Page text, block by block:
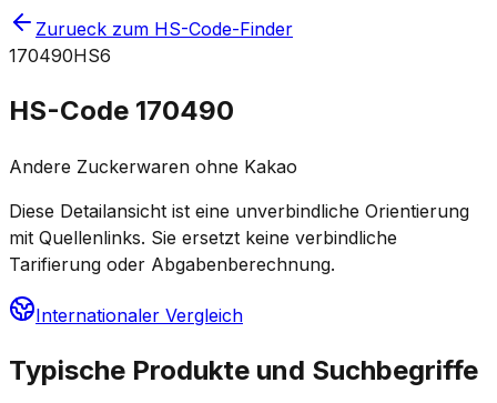
Zurueck zum HS-Code-Finder
170490HS6
HS-Code 170490
Andere Zuckerwaren ohne Kakao
Diese Detailansicht ist eine unverbindliche Orientierung
mit Quellenlinks. Sie ersetzt keine verbindliche
Tarifierung oder Abgabenberechnung.
Internationaler Vergleich
Typische Produkte und Suchbegriffe